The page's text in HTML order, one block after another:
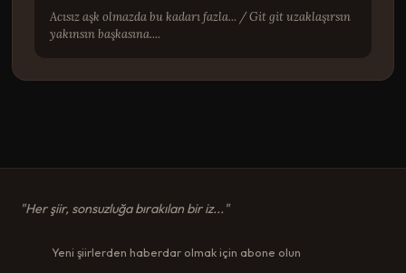
Acısız aşk olmazda bu kadarı fazla... / Git git uzaklaşırsın
yakınsın başkasına....
"Her şiir, sonsuzluğa bırakılan bir iz..."
Yeni şiirlerden haberdar olmak için abone olun